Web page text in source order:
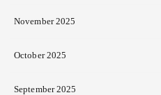
November 2025
October 2025
September 2025